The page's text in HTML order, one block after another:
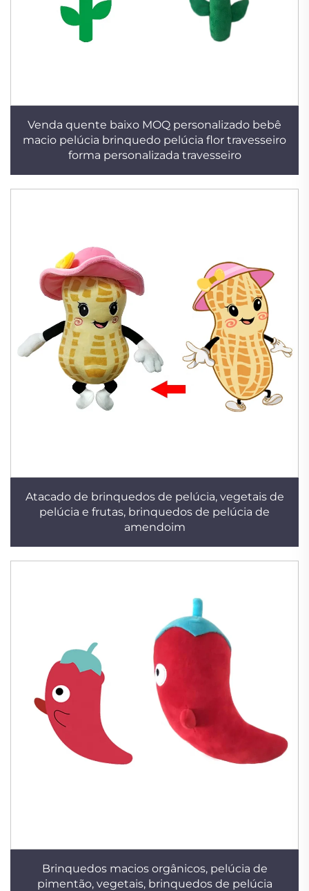
Venda quente baixo MOQ personalizado bebê
macio pelúcia brinquedo pelúcia flor travesseiro
forma personalizada travesseiro
Atacado de brinquedos de pelúcia, vegetais de
pelúcia e frutas, brinquedos de pelúcia de
amendoim
Brinquedos macios orgânicos, pelúcia de
pimentão, vegetais, brinquedos de pelúcia